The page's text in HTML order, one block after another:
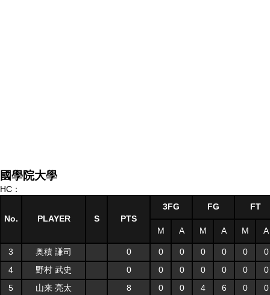
國學院大學
HC：
No. PLAYER S PTS
3FG FG FT
M A M A M A
3 奥積 謙司 0 0 0 0 0 0
0
4
野村 武史 0 0 0 0 0 0
0
5
山来 亮太 8 0 0 4 6 0
0